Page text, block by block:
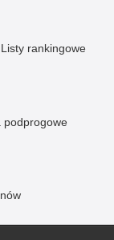
Listy rankingowe
podprogowe